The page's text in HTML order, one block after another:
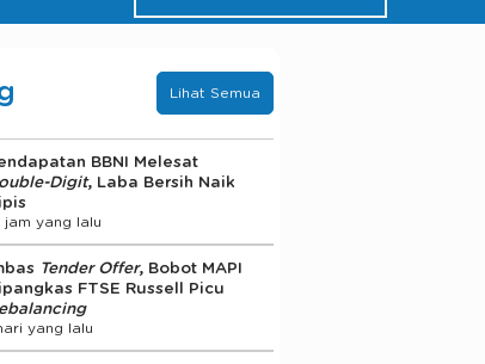
Lihat Semua
BBNI Melesat
Digit, Laba Bersih Naik
jam yang lalu
Tender Offer, Bobot MAPI
FTSE Russell Picu
yang lalu